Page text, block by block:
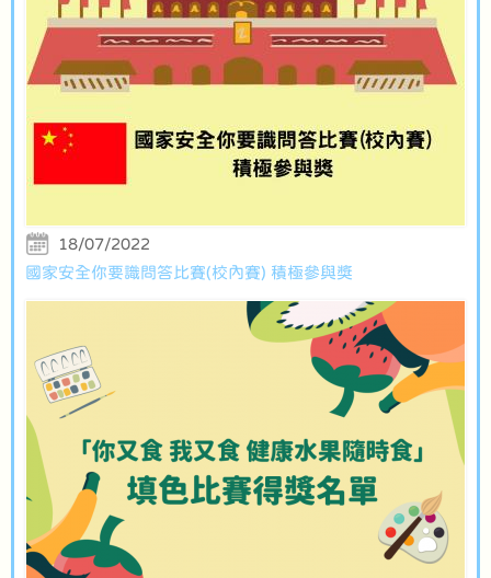
18/07/2022
國家安全你要識問答比賽(校內賽) 積極參與獎